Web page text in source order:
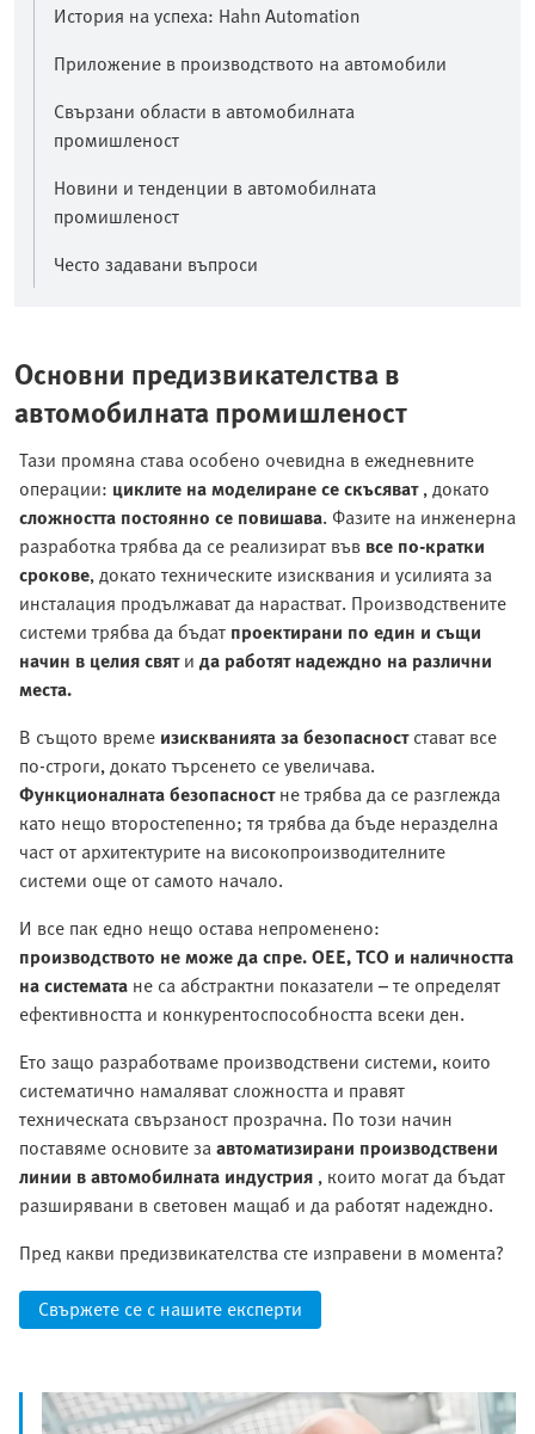
История на успеха: Hahn Automation
Приложение в производството на автомобили
Свързани области в автомобилната
промишленост
Новини и тенденции в автомобилната
промишленост
Често задавани въпроси
Основни предизвикателства в
автомобилната промишленост
Тази промяна става особено очевидна в ежедневните
операции: циклите на моделиране се скъсяват, докато
сложността постоянно се повишава. Фазите на инженерна
разработка трябва да се реализират във все по-кратки
срокове, докато техническите изисквания и усилията за
инсталация продължават да нарастват. Производствените
системи трябва да бъдат проектирани по един и същи
начин в целия святи да работят надеждно на различни
места.
В същото време изискванията за безопасностстават все
по-строги, докато търсенето се увеличава.
Функционалната безопасностне трябва да се разглежда
като нещо второстепенно; тя трябва да бъде неразделна
част от архитектурите на високопроизводителните
системи още от самото начало.
И все пак едно нещо остава непроменено:
производството не може да спре. OEE, TCO и наличността
на системата не са абстрактни показатели – те определят
ефективността и конкурентоспособността всеки ден.
Ето защо разработваме производствени системи, които
систематично намаляват сложността и правят
техническата свързаност прозрачна. По този начин
поставяме основите заавтоматизирани производствени
линии в автомобилната индустрия , които могат да бъдат
разширявани в световен мащаб и да работят надеждно.
Пред какви предизвикателства сте изправени в момента?
Свържете се с нашите експерти